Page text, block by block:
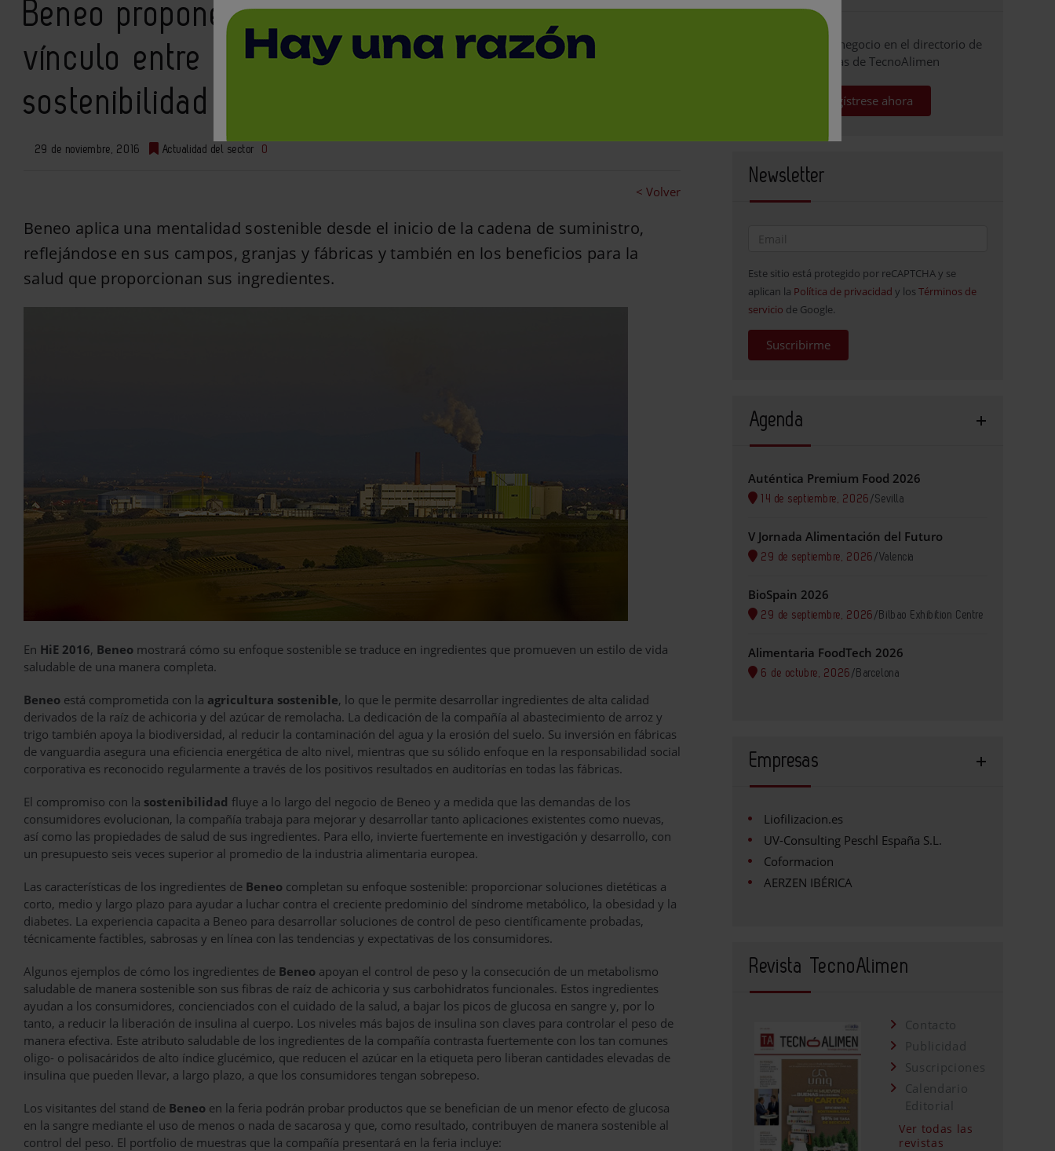
Beneo propone en HiE no olvidar el fuerte
vínculo entre la sustitución de azúcar y la
sostenibilidad
29 de noviembre, 2016 Actualidad del sector 0
< Volver
Beneo aplica una mentalidad sostenible desde el inicio de la cadena de suministro,
reflejándose en sus campos, granjas y fábricas y también en los beneficios para la
salud que proporcionan sus ingredientes.
En HiE 2016, Beneo mostrará cómo su enfoque sostenible se traduce en ingredientes que promueven un estilo de vida
saludable de una manera completa.
Beneo está comprometida con la agricultura sostenible, lo que le permite desarrollar ingredientes de alta calidad
derivados de la raíz de achicoria y del azúcar de remolacha. La dedicación de la compañía al abastecimiento de arroz y
trigo también apoya la biodiversidad, al reducir la contaminación del agua y la erosión del suelo. Su inversión en fábricas
de vanguardia asegura una eficiencia energética de alto nivel, mientras que su sólido enfoque en la responsabilidad social
corporativa es reconocido regularmente a través de los positivos resultados en auditorías en todas las fábricas.
El compromiso con la sostenibilidad fluye a lo largo del negocio de Beneo y a medida que las demandas de los
consumidores evolucionan, la compañía trabaja para mejorar y desarrollar tanto aplicaciones existentes como nuevas,
así como las propiedades de salud de sus ingredientes. Para ello, invierte fuertemente en investigación y desarrollo, con
un presupuesto seis veces superior al promedio de la industria alimentaria europea.
Las características de los ingredientes de Beneo completan su enfoque sostenible: proporcionar soluciones dietéticas a
corto, medio y largo plazo para ayudar a luchar contra el creciente predominio del síndrome metabólico, la obesidad y la
diabetes. La experiencia capacita a Beneo para desarrollar soluciones de control de peso científicamente probadas,
técnicamente factibles, sabrosas y en línea con las tendencias y expectativas de los consumidores.
Algunos ejemplos de cómo los ingredientes de Beneo apoyan el control de peso y la consecución de un metabolismo
saludable de manera sostenible son sus fibras de raíz de achicoria y sus carbohidratos funcionales. Estos ingredientes
ayudan a los consumidores, concienciados con el cuidado de la salud, a bajar los picos de glucosa en sangre y, por lo
tanto, a reducir la liberación de insulina al cuerpo. Los niveles más bajos de insulina son claves para controlar el peso de
manera efectiva. Este atributo saludable de los ingredientes de la compañía contrasta fuertemente con los tan comunes
oligo- o polisacáridos de alto índice glucémico, que reducen el azúcar en la etiqueta pero liberan cantidades elevadas de
insulina que pueden llevar, a largo plazo, a que los consumidores tengan sobrepeso.
Los visitantes del stand de Beneo en la feria podrán probar productos que se benefician de un menor efecto de glucosa
en la sangre mediante el uso de menos o nada de sacarosa y que, como resultado, contribuyen de manera sostenible al
control del peso. El portfolio de muestras que la compañía presentará en la feria incluye:
Promocione su negocio en el directorio de
empresas de TecnoAlimen
Regístrese ahora
Newsletter
Este sitio está protegido por reCAPTCHA y se
aplican la Política de privacidad y losTérminos de
servicio de Google.
Suscribirme
Agenda
Auténtica Premium Food 2026
14 de septiembre, 2026 /Sevilla
V Jornada Alimentación del Futuro
29 de septiembre, 2026 /Valencia
BioSpain 2026
29 de septiembre, 2026 / Bilbao Exhibition Centre
Alimentaria FoodTech 2026
6 de octubre, 2026 / Barcelona
Empresas
Liofilizacion.es
UV-Consulting Peschl España S.L.
Coformacion
AERZEN IBÉRICA
Revista TecnoAlimen
Contacto
Publicidad
Suscripciones
Calendario
Editorial
Ver todas las
revistas